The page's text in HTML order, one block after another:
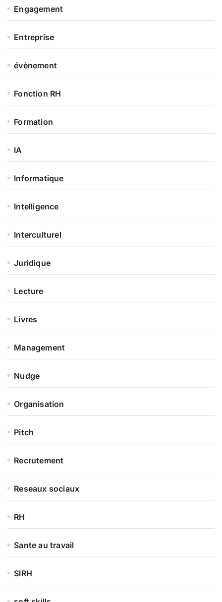
Engagement
Entreprise
évènement
Fonction RH
Formation
IA
Informatique
Intelligence
Interculturel
Juridique
Lecture
Livres
Management
Nudge
Organisation
Pitch
Recrutement
Reseaux sociaux
RH
Sante au travail
SIRH